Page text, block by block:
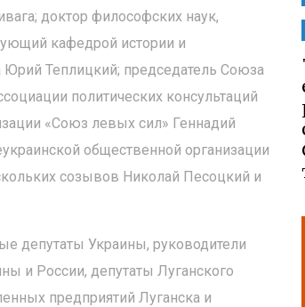
доктор философских наук,
кафедрой истории и
Юрий Теплицкий; председатель Союза
политических консультаций
«Союз левых сил» Геннадий
общественной организации
созывов Николай Песоцкий и
депутаты Украины, руководители
и России, депутаты Луганского
предприятий Луганска и